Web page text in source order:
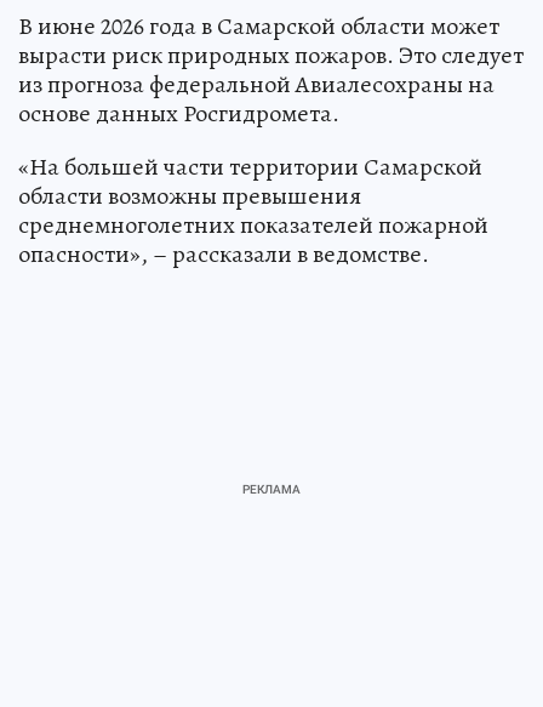
В июне 2026 года в Самарской области может
вырасти риск природных пожаров. Это следует
из прогноза федеральной Авиалесохраны на
основе данных Росгидромета.
«На большей части территории Самарской
области возможны превышения
среднемноголетних показателей пожарной
опасности», – рассказали в ведомстве.